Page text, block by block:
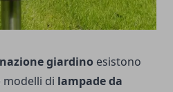
giardino esistono
di lampade da